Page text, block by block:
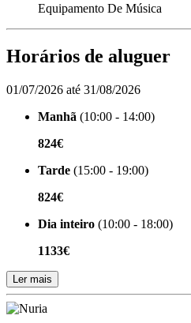
Equipamento De Música
Horários de aluguer
01/07/2026 até 31/08/2026
Manhã (10:00 - 14:00)
824€
Tarde (15:00 - 19:00)
824€
Dia inteiro (10:00 - 18:00)
1133€
Ler mais
Organizado por